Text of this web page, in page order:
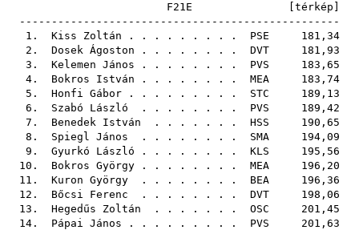
F21E [ térkép
--------------------------------------------------
1. Kiss Zoltán . . . . . . . . . PSE 181,34
2. Dosek Ágoston . . . . . . . . DVT 181,93
3. Kelemen János . . . . . . . . PVS 183,65
4. Bokros István . . . . . . . . MEA 183,74
5. Honfi Gábor . . . . . . . . . STC 189,13
6. Szabó László . . . . . . . . PVS 189,42
7. Benedek István . . . . . . . HSS 190,65
8. Spiegl János . . . . . . . . SMA 194,09
9. Gyurkó László . . . . . . . . KLS 195,56
10. Bokros György . . . . . . . . MEA 196,20
11. Kuron György . . . . . . . . BEA 196,36
12. Bőcsi Ferenc . . . . . . . . DVT 198,06
13. Hegedűs Zoltán . . . . . . . OSC 201,45
14. Pápai János . . . . . . . . . PVS 201,63